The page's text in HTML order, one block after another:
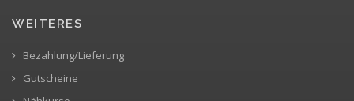
WEITERES
Bezahlung/Lieferung
Gutscheine